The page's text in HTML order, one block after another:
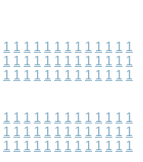
1 1 1 1 1 1 1 1 1 1 1 1 1
1 1 1 1 1 1 1 1 1 1 1 1 1
1 1 1 1 1 1 1 1 1 1 1 1 1
1 1 1 1 1 1 1 1 1 1 1 1 1
1 1 1 1 1 1 1 1 1 1 1 1 1
1 1 1 1 1 1 1 1 1 1 1 1 1